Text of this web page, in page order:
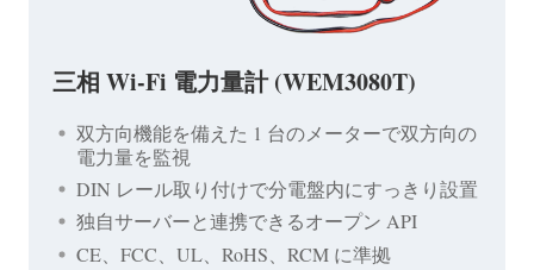
三相 Wi-Fi 電力量計 (WEM3080T)
双方向機能を備えた 1 台のメーターで双方向の
電力量を監視
DIN レール取り付けで分電盤内にすっきり設置
独自サーバーと連携できるオープン API
CE、FCC、UL、RoHS、RCM に準拠